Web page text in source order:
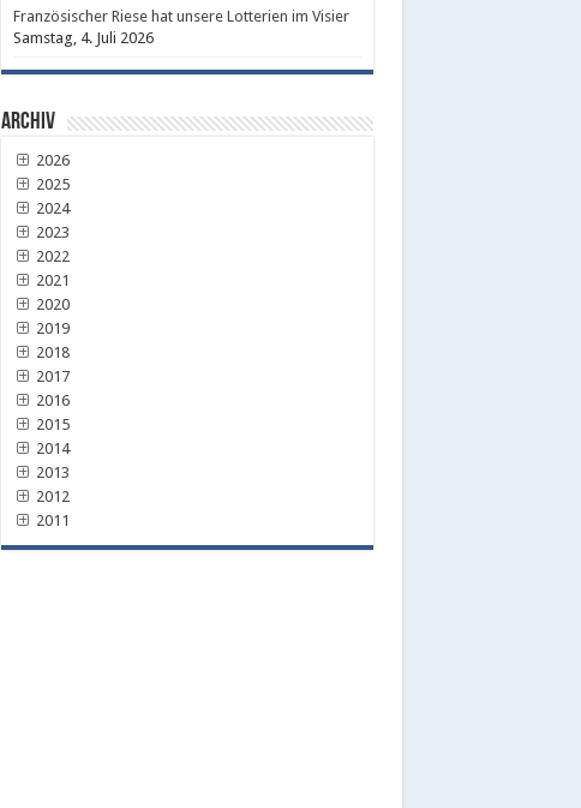
Französischer Riese hat unsere Lotterien im Visier
Samstag, 4. Juli 2026
Archiv
2026
2025
2024
2023
2022
2021
2020
2019
2018
2017
2016
2015
2014
2013
2012
2011